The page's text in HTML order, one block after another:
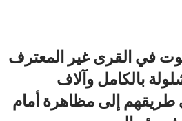
في القرى غير المعترف
بالكامل وآلاف
طريقهم إلى مظاهرة أمام